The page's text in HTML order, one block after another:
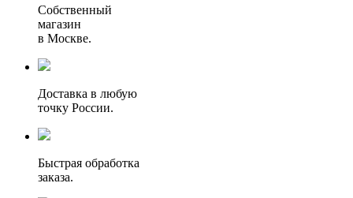
Собственный
магазин
в Москве.
Доставка в любую
точку России.
Быстрая обработка
заказа.